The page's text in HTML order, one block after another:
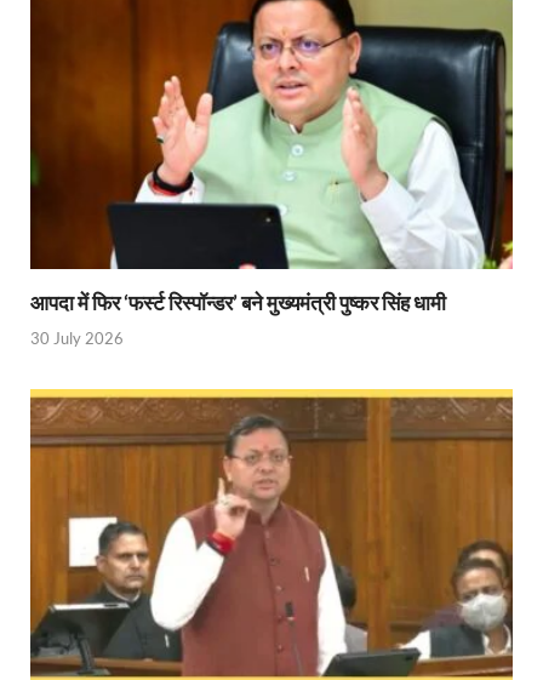
आपदा में फिर ‘फर्स्ट रिस्पॉन्डर’ बने मुख्यमंत्री पुष्कर सिंह धामी
30 July 2026